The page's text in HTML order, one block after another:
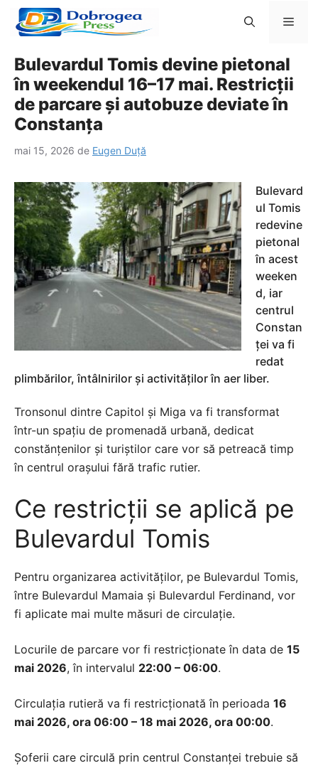
Sari
Bulevardul Tomis devine pietonal
în weekendul 16–17 mai. Restricții
de parcare și autobuze deviate în
Constanța
mai 15, 2026 de Eugen Duță
Bulevard
ul Tomis
redevine
pietonal
în acest
weeken
d, iar
centrul
Constan
ței va fi
redat
plimbărilor, întâlnirilor și activităților în aer liber.
Tronsonul dintre Capitol și Miga va fi transformat
într-un spațiu de promenadă urbană, dedicat
constănțenilor și turiștilor care vor să petreacă timp
în centrul orașului fără trafic rutier.
Ce restricții se aplică pe
Bulevardul Tomis
Pentru organizarea activităților, pe Bulevardul Tomis,
între Bulevardul Mamaia și Bulevardul Ferdinand, vor
fi aplicate mai multe măsuri de circulație.
Locurile de parcare vor fi restricționate în data de 15
mai 2026, în intervalul 22:00 – 06:00.
Circulația rutieră va fi restricționată în perioada 16
mai 2026, ora 06:00 – 18 mai 2026, ora 00:00.
Șoferii care circulă prin centrul Constanței trebuie să